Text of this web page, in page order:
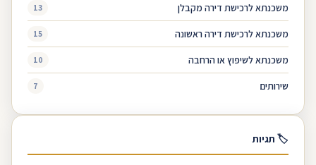
משכנתא לרכישת דירה מקבלן 13
משכנתא לרכישת דירה ראשונה 15
משכנתא לשיפוץ או הרחבה 10
שירותים 7
🏷 תגיות